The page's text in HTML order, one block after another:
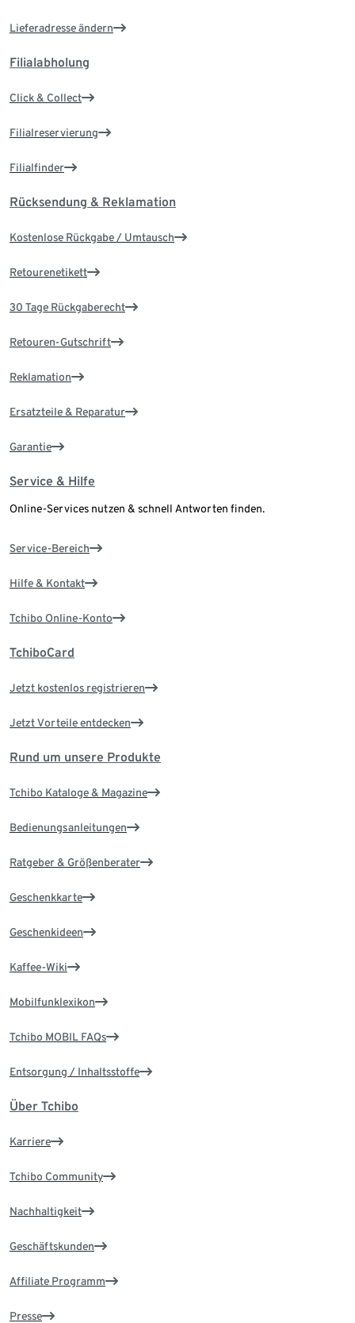
Lieferadresse ändern
Filialabholung
Click & Collect
Filialreservierung
Filialfinder
Rücksendung & Reklamation
Kostenlose Rückgabe / Umtausch
Retourenetikett
30 Tage Rückgaberecht
Retouren-Gutschrift
Reklamation
Ersatzteile & Reparatur
Garantie
Service & Hilfe
Online-Services nutzen & schnell Antworten finden.
Service-Bereich
Hilfe & Kontakt
Tchibo Online-Konto
TchiboCard
Jetzt kostenlos registrieren
Jetzt Vorteile entdecken
Rund um unsere Produkte
Tchibo Kataloge & Magazine
Bedienungsanleitungen
Ratgeber & Größenberater
Geschenkkarte
Geschenkideen
Kaffee-Wiki
Mobilfunklexikon
Tchibo MOBIL FAQs
Entsorgung / Inhaltsstoffe
Über Tchibo
Karriere
Tchibo Community
Nachhaltigkeit
Geschäftskunden
Affiliate Programm
Presse